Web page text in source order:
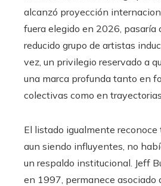
alcanzó proyección
fuera elegido en 2026, pasaría
reducido grupo de artistas
vez, un privilegio reservado a
una marca profunda tanto en
colectivas como en
El listado igualmente reconoce
aun siendo influyentes, no
un respaldo institucional. Jeff
en 1997, permanece asociado